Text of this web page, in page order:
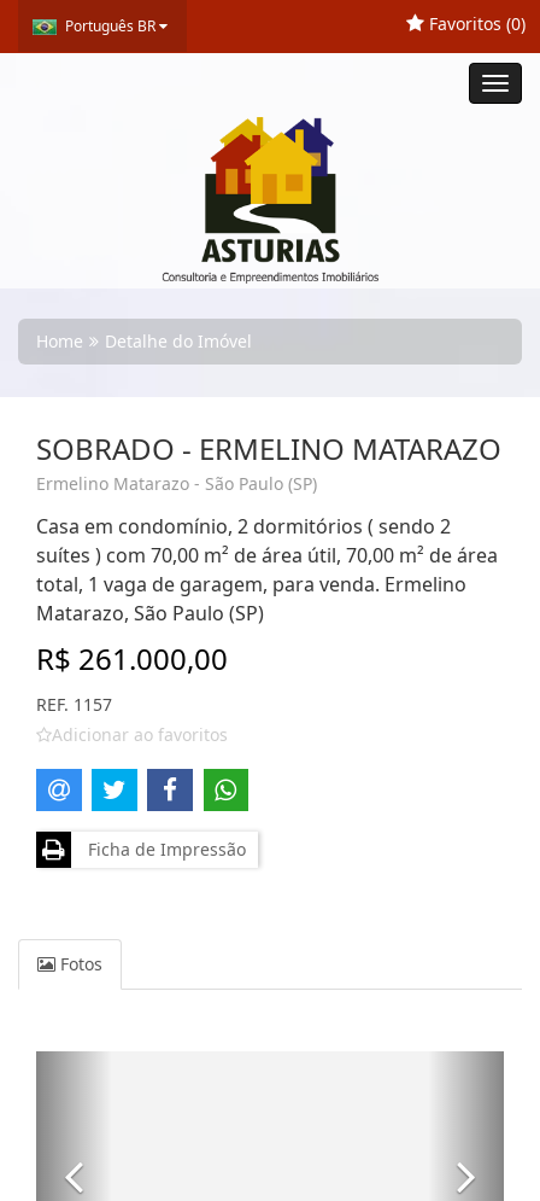
Português BR Favoritos (0)
Home Detalhe do Imóvel
SOBRADO - ERMELINO MATARAZO
Ermelino Matarazo - São Paulo (SP)
Casa em condomínio, 2 dormitórios ( sendo 2
suítes ) com 70,00 m² de área útil, 70,00 m² de área
total, 1 vaga de garagem, para venda. Ermelino
Matarazo, São Paulo (SP)
R$ 261.000,00
REF. 1157
Adicionar ao favoritos
Ficha de Impressão
Fotos